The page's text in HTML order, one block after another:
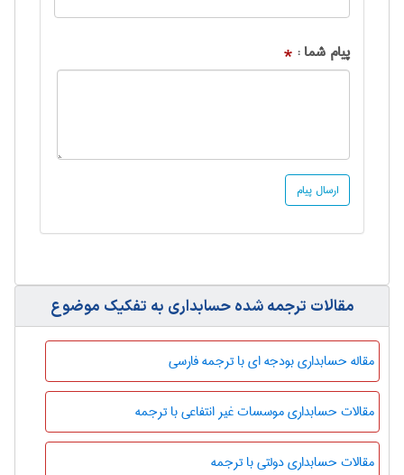
پیام شما : *
مقالات ترجمه شده حسابداری به تفکیک موضوع
مقاله حسابداری بودجه ای با ترجمه فارسی
مقالات حسابداری موسسات غیر انتفاعی با ترجمه
مقالات حسابداری دولتی با ترجمه